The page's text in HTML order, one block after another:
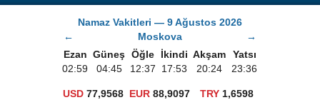
Namaz Vakitleri — 9 Ağustos 2026
←
Moskova
→
Ezan Güneş Öğle İkindi Akşam
Yatsı
02:59
04:45 12:37 17:53 20:24 23:36
USD 77,9568 EUR 88,9097 TRY1,6598